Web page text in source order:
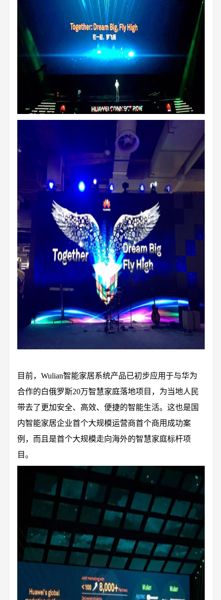
目前，Wulian智能家居系统产品已初步应用于与华为
合作的白俄罗斯20万智慧家庭落地项目，为当地人民
带去了更加安全、高效、便捷的智能生活。这也是国
内智能家居企业首个大规模运营商首个商用成功案
例，而且是首个大规模走向海外的智慧家庭标杆项
目。